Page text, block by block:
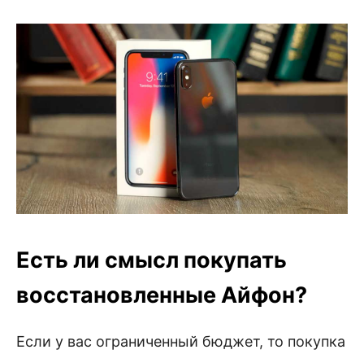
Есть ли смысл покупать
восстановленные Айфон?
Если у вас ограниченный бюджет, то покупка